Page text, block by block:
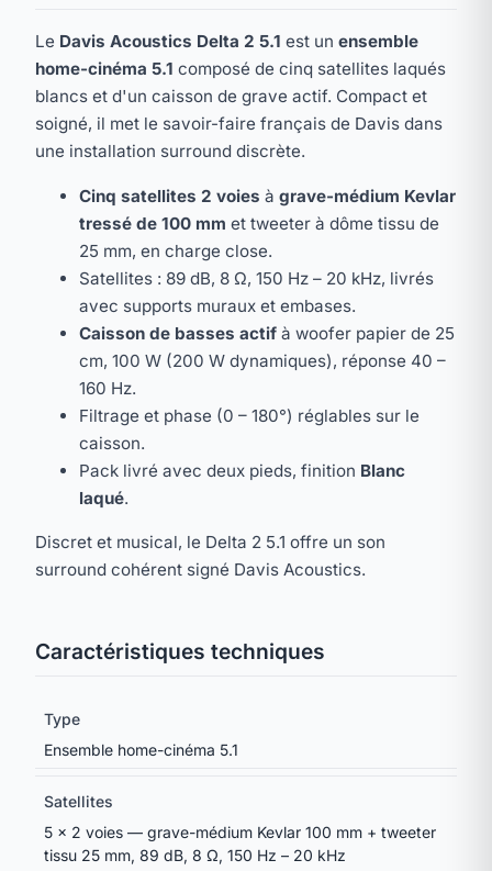
Le Davis Acoustics Delta 2 5.1 est un ensemble
home-cinéma 5.1 composé de cinq satellites laqués
blancs et d'un caisson de grave actif. Compact et
soigné, il met le savoir-faire français de Davis dans
une installation surround discrète.
Cinq satellites 2 voies à grave-médium Kevlar
tressé de 100 mm et tweeter à dôme tissu de
25 mm, en charge close.
Satellites : 89 dB, 8 Ω, 150 Hz – 20 kHz, livrés
avec supports muraux et embases.
Caisson de basses actif à woofer papier de 25
cm, 100 W (200 W dynamiques), réponse 40 –
160 Hz.
Filtrage et phase (0 – 180°) réglables sur le
caisson.
Pack livré avec deux pieds, finition Blanc
laqué.
Discret et musical, le Delta 2 5.1 offre un son
surround cohérent signé Davis Acoustics.
Caractéristiques techniques
Type
Ensemble home-cinéma 5.1
Satellites
5 × 2 voies — grave-médium Kevlar 100 mm + tweeter
tissu 25 mm, 89 dB, 8 Ω, 150 Hz – 20 kHz